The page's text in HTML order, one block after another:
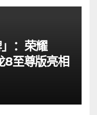
：荣耀
至尊版亮相